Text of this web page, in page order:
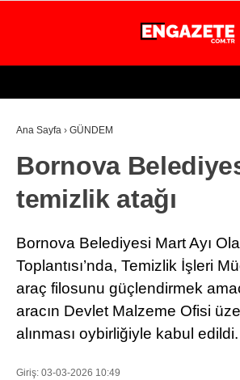
GÜNDEM
EKONOMİ
DÜNYA
SPOR
SAĞLIK
TEKNOLOJİ
Ana Sayfa › GÜNDEM
Bornova
temizlik atağı
Bornova Belediyesi Mart Ayı
Toplantısı’nda, Temizlik İşleri
araç filosunu güçlendirmek
aracın Devlet Malzeme Ofisi
alınması oybirliğiyle kabul edildi.
Giriş: 03-03-2026 10:49